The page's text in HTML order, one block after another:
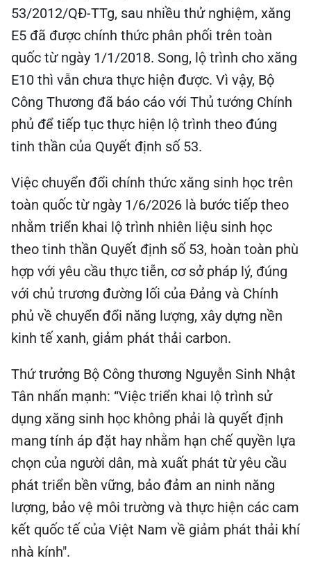
53/2012/QĐ-TTg, sau nhiều thử nghiệm, xăng
E5 đã được chính thức phân phối trên toàn
quốc từ ngày 1/1/2018. Song, lộ trình cho xăng
E10 thì vẫn chưa thực hiện được. Vì vậy, Bộ
Công Thương đã báo cáo với Thủ tướng Chính
phủ để tiếp tục thực hiện lộ trình theo đúng
tinh thần của Quyết định số 53.
Việc chuyển đổi chính thức xăng sinh học trên
toàn quốc từ ngày 1/6/2026 là bước tiếp theo
nhằm triển khai lộ trình nhiên liệu sinh học
theo tinh thần Quyết định số 53, hoàn toàn phù
hợp với yêu cầu thực tiễn, cơ sở pháp lý, đúng
với chủ trương đường lối của Đảng và Chính
phủ về chuyển đổi năng lượng, xây dựng nền
kinh tế xanh, giảm phát thải carbon.
Thứ trưởng Bộ Công thương Nguyễn Sinh Nhật
Tân nhấn mạnh: “Việc triển khai lộ trình sử
dụng xăng sinh học không phải là quyết định
mang tính áp đặt hay nhằm hạn chế quyền lựa
chọn của người dân, mà xuất phát từ yêu cầu
phát triển bền vững, bảo đảm an ninh năng
lượng, bảo vệ môi trường và thực hiện các cam
kết quốc tế của Việt Nam về giảm phát thải khí
nhà kính".